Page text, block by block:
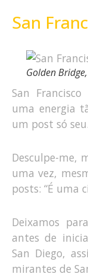
San
Golden
San
uma energia
um post só seu.
Desculpe-me,
uma vez,
posts: “É uma
Deixamos
antes de
San Diego,
mirantes de